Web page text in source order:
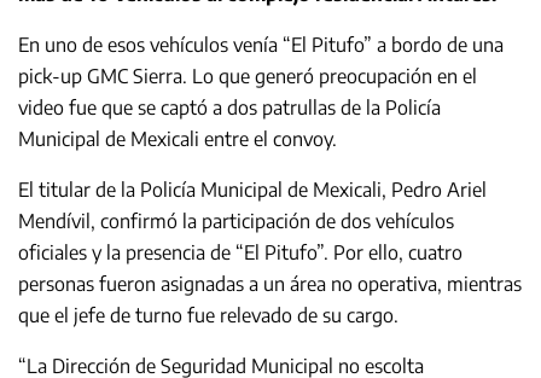
En uno de esos vehículos venía “El Pitufo” a bordo de una
pick-up GMC Sierra. Lo que generó preocupación en el
video fue que se captó a dos patrullas de la Policía
Municipal de Mexicali entre el convoy.
El titular de la Policía Municipal de Mexicali, Pedro Ariel
Mendívil, confirmó la participación de dos vehículos
oficiales y la presencia de “El Pitufo”. Por ello, cuatro
personas fueron asignadas a un área no operativa, mientras
que el jefe de turno fue relevado de su cargo.
“La Dirección de Seguridad Municipal no escolta